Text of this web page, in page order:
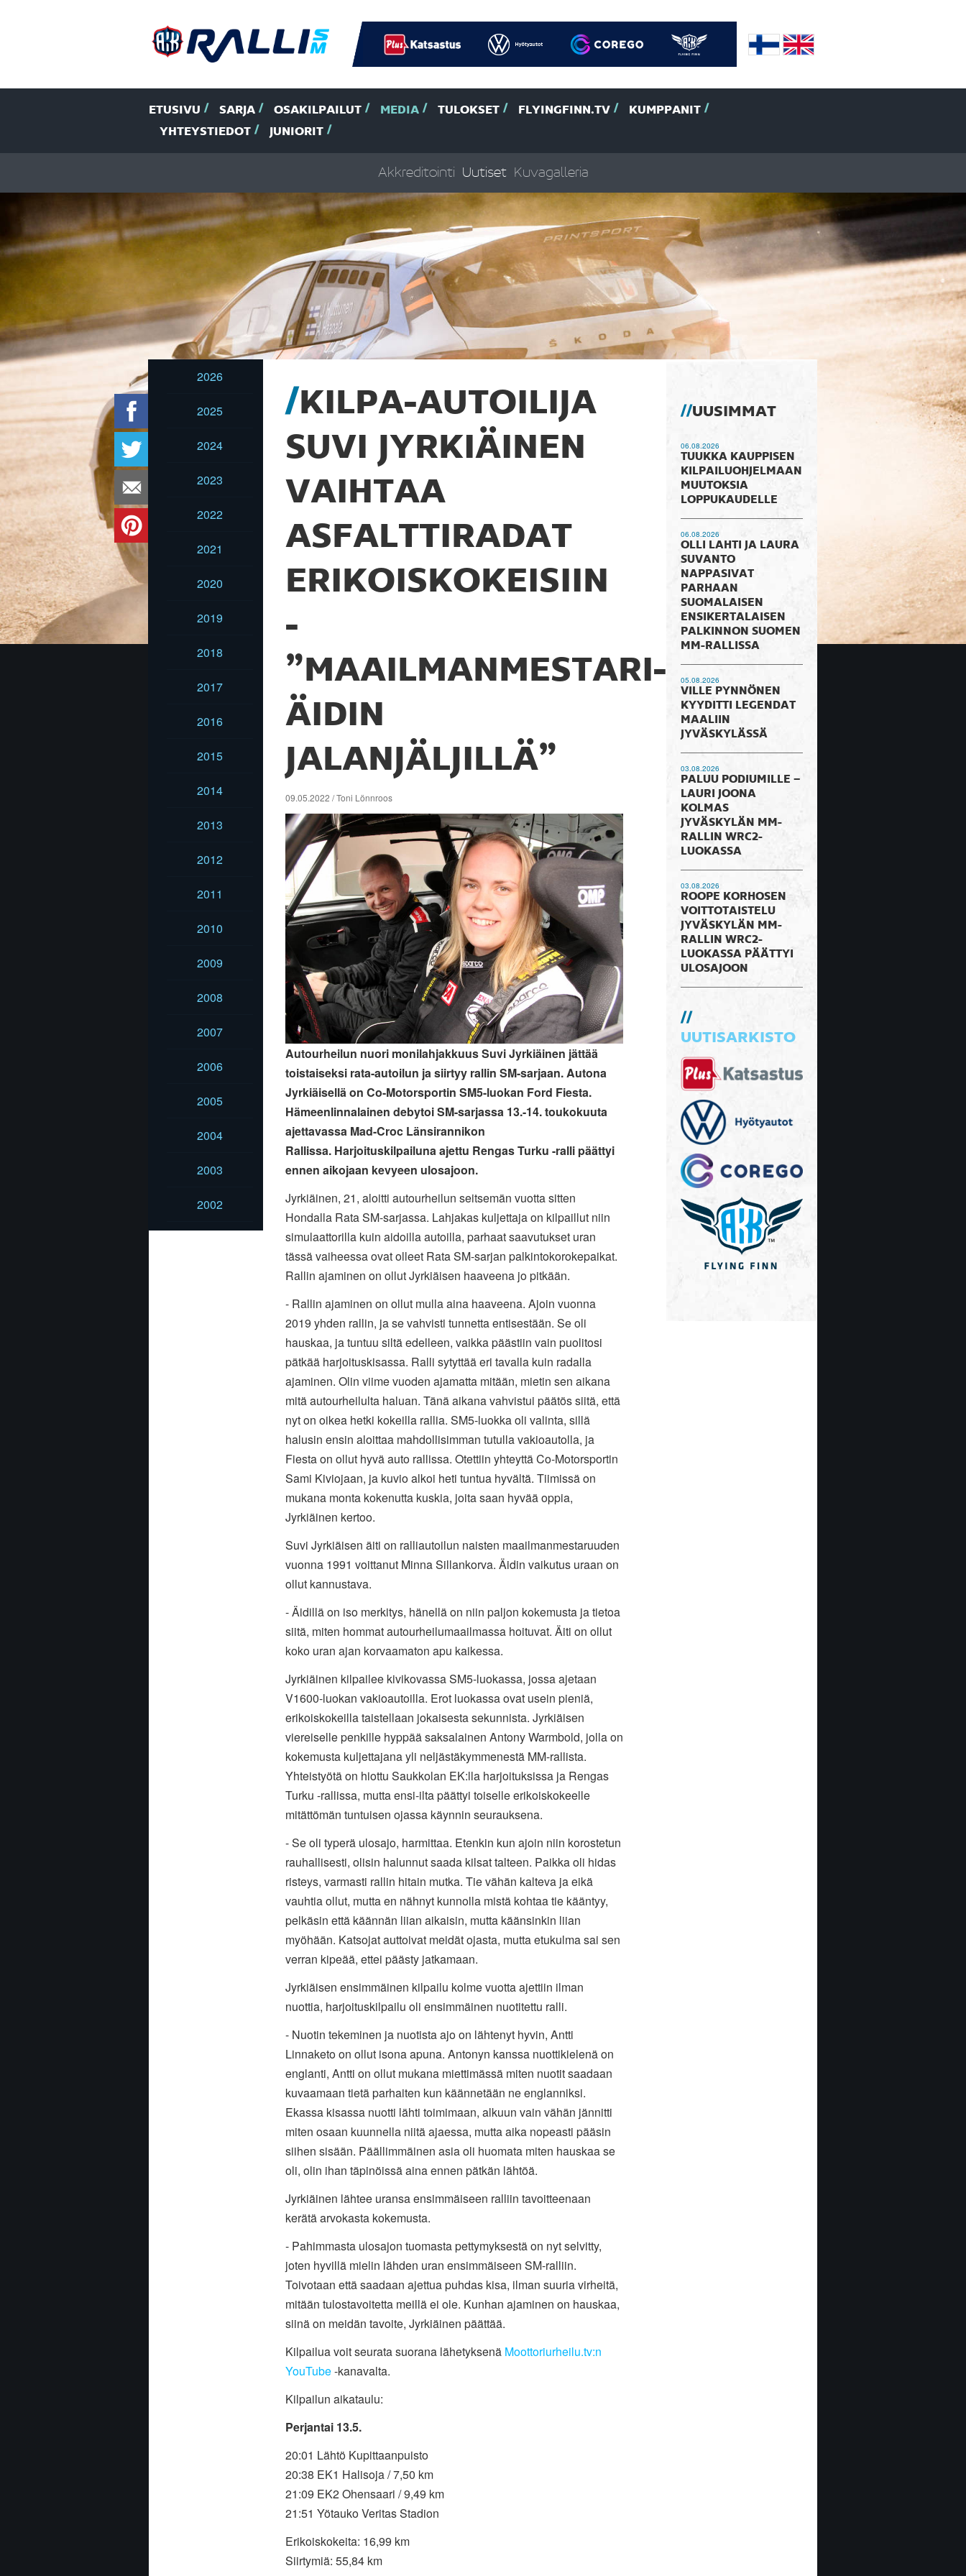
ETUSIVU SARJA OSAKILPAILUT MEDIA TULOKSET FLYINGFINN.TV
KUMPPANIT
YHTEYSTIEDOT
JUNIORIT
Akkreditointi Uutiset Kuvagalleria
2026
2025
2024
2023
2022
2021
2020
2019
2018
2017
2016
2015
2014
2013
2012
2011
2010
2009
2008
2007
2006
2005
2004
2003
2002
KILPA-AUTOILIJA
SUVI JYRKIÄINEN
VAIHTAA
ASFALTTIRADAT
ERIKOISKOKEISIIN
-
”MAAILMANMESTARI-
ÄIDIN
JALANJÄLJILLÄ”
09.05.2022 / Toni Lönnroos
Autourheilun nuori monilahjakkuus Suvi Jyrkiäinen jättää
toistaiseksi rata-autoilun ja siirtyy rallin SM-sarjaan. Autona
Jyrkiäisellä on Co-Motorsportin SM5-luokan Ford Fiesta.
Hämeenlinnalainen debytoi SM-sarjassa 13.-14. toukokuuta
ajettavassa Mad-Croc Länsirannikon
Rallissa. Harjoituskilpailuna ajettu Rengas Turku -ralli päättyi
ennen aikojaan kevyeen ulosajoon.
Jyrkiäinen, 21, aloitti autourheilun seitsemän vuotta sitten
Hondalla Rata SM-sarjassa. Lahjakas kuljettaja on kilpaillut niin
simulaattorilla kuin aidoilla autoilla, parhaat saavutukset uran
tässä vaiheessa ovat olleet Rata SM-sarjan palkintokorokepaikat.
Rallin ajaminen on ollut Jyrkiäisen haaveena jo pitkään.
- Rallin ajaminen on ollut mulla aina haaveena. Ajoin vuonna
2019 yhden rallin, ja se vahvisti tunnetta entisestään. Se oli
hauskaa, ja tuntuu siltä edelleen, vaikka päästiin vain puolitosi
pätkää harjoituskisassa. Ralli sytyttää eri tavalla kuin radalla
ajaminen. Olin viime vuoden ajamatta mitään, mietin sen aikana
mitä autourheilulta haluan. Tänä aikana vahvistui päätös siitä, että
nyt on oikea hetki kokeilla rallia. SM5-luokka oli valinta, sillä
halusin ensin aloittaa mahdollisimman tutulla vakioautolla, ja
Fiesta on ollut hyvä auto rallissa. Otettiin yhteyttä Co-Motorsportin
Sami Kiviojaan, ja kuvio alkoi heti tuntua hyvältä. Tiimissä on
mukana monta kokenutta kuskia, joita saan hyvää oppia,
Jyrkiäinen kertoo.
Suvi Jyrkiäisen äiti on ralliautoilun naisten maailmanmestaruuden
vuonna 1991 voittanut Minna Sillankorva. Äidin vaikutus uraan on
ollut kannustava.
- Äidillä on iso merkitys, hänellä on niin paljon kokemusta ja tietoa
siitä, miten hommat autourheilumaailmassa hoituvat. Äiti on ollut
koko uran ajan korvaamaton apu kaikessa.
Jyrkiäinen kilpailee kivikovassa SM5-luokassa, jossa ajetaan
V1600-luokan vakioautoilla. Erot luokassa ovat usein pieniä,
erikoiskokeilla taistellaan jokaisesta sekunnista. Jyrkiäisen
viereiselle penkille hyppää saksalainen Antony Warmbold, jolla on
kokemusta kuljettajana yli neljästäkymmenestä MM-rallista.
Yhteistyötä on hiottu Saukkolan EK:lla harjoituksissa ja Rengas
Turku -rallissa, mutta ensi-ilta päättyi toiselle erikoiskokeelle
mitättömän tuntuisen ojassa käynnin seurauksena.
- Se oli typerä ulosajo, harmittaa. Etenkin kun ajoin niin korostetun
rauhallisesti, olisin halunnut saada kilsat talteen. Paikka oli hidas
risteys, varmasti rallin hitain mutka. Tie vähän kalteva ja eikä
vauhtia ollut, mutta en nähnyt kunnolla mistä kohtaa tie kääntyy,
pelkäsin että käännän liian aikaisin, mutta käänsinkin liian
myöhään. Katsojat auttoivat meidät ojasta, mutta etukulma sai sen
verran kipeää, ettei päästy jatkamaan.
Jyrkiäisen ensimmäinen kilpailu kolme vuotta ajettiin ilman
nuottia, harjoituskilpailu oli ensimmäinen nuotitettu ralli.
- Nuotin tekeminen ja nuotista ajo on lähtenyt hyvin, Antti
Linnaketo on ollut isona apuna. Antonyn kanssa nuottikielenä on
englanti, Antti on ollut mukana miettimässä miten nuotit saadaan
kuvaamaan tietä parhaiten kun käännetään ne englanniksi.
Ekassa kisassa nuotti lähti toimimaan, alkuun vain vähän jännitti
miten osaan kuunnella niitä ajaessa, mutta aika nopeasti pääsin
siihen sisään. Päällimmäinen asia oli huomata miten hauskaa se
oli, olin ihan täpinöissä aina ennen pätkän lähtöä.
Jyrkiäinen lähtee uransa ensimmäiseen ralliin tavoitteenaan
kerätä arvokasta kokemusta.
- Pahimmasta ulosajon tuomasta pettymyksestä on nyt selvitty,
joten hyvillä mielin lähden uran ensimmäiseen SM-ralliin.
Toivotaan että saadaan ajettua puhdas kisa, ilman suuria virheitä,
mitään tulostavoitetta meillä ei ole. Kunhan ajaminen on hauskaa,
siinä on meidän tavoite, Jyrkiäinen päättää.
Kilpailua voit seurata suorana lähetyksenä Moottoriurheilu.tv:n
YouTube-kanavalta.
Kilpailun aikataulu:
Perjantai 13.5.
20:01 Lähtö Kupittaanpuisto
20:38 EK1 Halisoja / 7,50 km
21:09 EK2 Ohensaari / 9,49 km
21:51 Yötauko Veritas Stadion
Erikoiskokeita: 16,99 km
Siirtymiä: 55,84 km
UUSIMMAT
06.08.2026
TUUKKA KAUPPISEN
KILPAILUOHJELMAAN
MUUTOKSIA
LOPPUKAUDELLE
06.08.2026
OLLI LAHTI JA LAURA
SUVANTO
NAPPASIVAT
PARHAAN
SUOMALAISEN
ENSIKERTALAISEN
PALKINNON SUOMEN
MM-RALLISSA
05.08.2026
VILLE PYNNÖNEN
KYYDITTI LEGENDAT
MAALIIN
JYVÄSKYLÄSSÄ
03.08.2026
PALUU PODIUMILLE –
LAURI JOONA
KOLMAS
JYVÄSKYLÄN MM-
RALLIN WRC2-
LUOKASSA
03.08.2026
ROOPE KORHOSEN
VOITTOTAISTELU
JYVÄSKYLÄN MM-
RALLIN WRC2-
LUOKASSA PÄÄTTYI
ULOSAJOON
UUTISARKISTO